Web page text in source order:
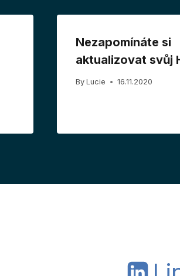
Nezapomínáte si
aktualizovat svůj
By Lucie 16.11.2020